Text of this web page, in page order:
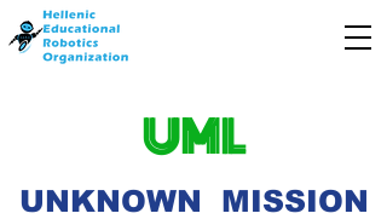
UML
UNKNOWN MISSION